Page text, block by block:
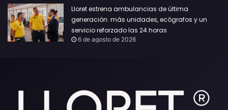
Lloret estrena ambulancias de última
generación: más unidades, ecógrafos y un
servicio reforzado las 24 horas
6 de agosto de 2026